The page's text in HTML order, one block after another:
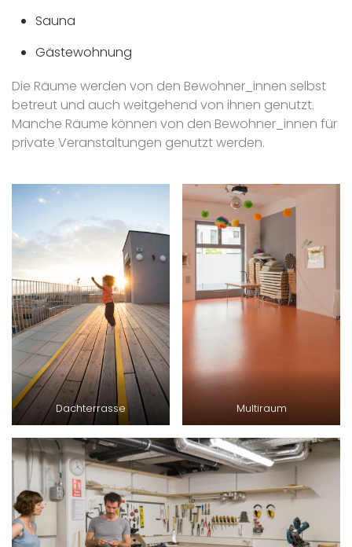
Sauna
Gästewohnung
Die Räume werden von den Bewohner_innen selbst
betreut und auch weitgehend von ihnen genutzt.
Manche Räume können von den Bewohner_innen für
private Veranstaltungen genutzt werden.
Dachterrasse Multiraum